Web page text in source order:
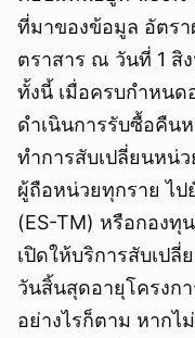
ที่มาของข้อมูล อัตร
ตราสาร ณ วันที่ 1 สิ
ทั้งนี้ เมื่อครบกำหนด
ดำเนินการรับซื้อคืน
ทำการสับเปลี่ยนหน่
ผู้ถือหน่วยทุกราย ไป
(ES-TM) หรือกองทุ
เปิดให้บริการสับเป
วันสิ้นสุดอายุโครงกา
อย่างไรก็ตาม หากไ